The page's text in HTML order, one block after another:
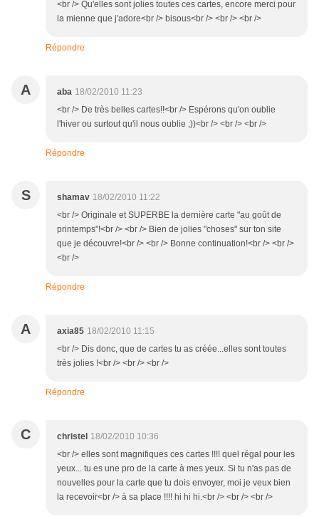
<br /> Qu'elles sont jolies toutes ces cartes, encore merci pour
la mienne que j'adore<br /> bisous<br /> <br /> <br />
Répondre
A aba 18/02/2010 11:23
<br /> De très belles cartes!!<br /> Espérons qu'on oublie
l'hiver ou surtout qu'il nous oublie ;))<br /> <br /> <br />
Répondre
S shamav 18/02/2010 11:22
<br /> Originale et SUPERBE la dernière carte "au goût de
printemps"!<br /> <br /> Bien de jolies "choses" sur ton site
que je découvre!<br /> <br /> Bonne continuation!<br /> <br />
<br />
Répondre
A axia85 18/02/2010 11:15
<br /> Dis donc, que de cartes tu as créée...elles sont toutes
très jolies !<br /> <br /> <br />
Répondre
C christel 18/02/2010 10:36
<br /> elles sont magnifiques ces cartes !!!! quel régal pour les
yeux... tu es une pro de la carte à mes yeux. Si tu n'as pas de
nouvelles pour la carte que tu dois envoyer, moi je veux bien
la recevoir<br /> à sa place !!!! hi hi hi.<br /> <br /> <br />